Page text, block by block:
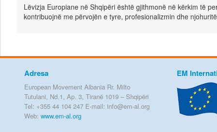
Lëvizja Europiane në Shqipëri është gjithmonë në kërkim të
kontribuojnë me përvojën e tyre, profesionalizmin dhe
Adresa
European Movement Albania Rr. Milto
Tutulani, Nd.1, Ap. 3, Tiranë 1019 – Shqipëri
Tel: +355 44 104 247 E-mail: info@em-al.org
Web: www.em-al.org
EM